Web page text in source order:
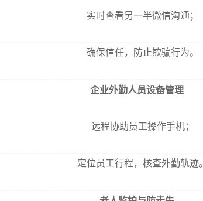
实时查看另一半微信沟通；
确保信任，防止欺骗行为。
企业外勤人员设备管理
远程协助员工操作手机；
定位员工行程，核查外勤轨迹。